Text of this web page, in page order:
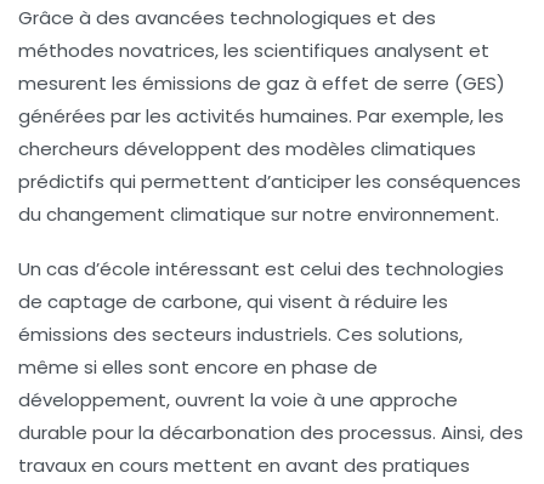
Grâce à des avancées technologiques et des
méthodes novatrices, les scientifiques analysent et
mesurent les émissions de gaz à effet de serre (GES)
générées par les activités humaines. Par exemple, les
chercheurs développent des modèles climatiques
prédictifs qui permettent d’anticiper les conséquences
du changement climatique sur notre environnement.
Un cas d’école intéressant est celui des technologies
de captage de carbone, qui visent à réduire les
émissions des secteurs industriels. Ces solutions,
même si elles sont encore en phase de
développement, ouvrent la voie à une approche
durable pour la décarbonation des processus. Ainsi, des
travaux en cours mettent en avant des pratiques